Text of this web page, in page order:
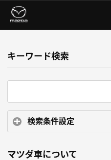
キーワード検索
検索条件設定
マツダ車について